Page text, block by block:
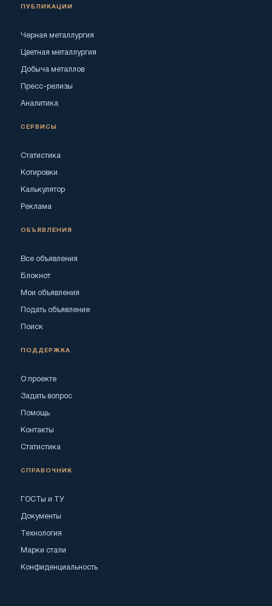
ПУБЛИКАЦИИ
Черная металлургия
Цветная металлургия
Добыча металлов
Пресс-релизы
Аналитика
СЕРВИСЫ
Статистика
Котировки
Калькулятор
Реклама
ОБЪЯВЛЕНИЯ
Все объявления
Блокнот
Мои объявления
Подать объявление
Поиск
ПОДДЕРЖКА
О проекте
Задать вопрос
Помощь
Контакты
Статистика
СПРАВОЧНИК
ГОСТы и ТУ
Документы
Технология
Марки стали
Конфиденциальность